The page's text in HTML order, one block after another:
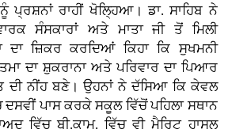
ਰਾਹੀਂ ਖੋਲ੍ਹਿਆ। ਡਾ. ਸਾਹਿਬ ਨੇ
ਸੰਸਕਾਰਾਂ ਅਤੇ ਮਾਤਾ ਜੀ ਤੋਂ ਮਿਲੀ
ਦਾ ਜ਼ਿਕਰ ਕਰਦਿਆਂ ਕਿਹਾ ਕਿ ਸੁਖਮਨੀ
ਦਾ ਸ਼ੁਕਰਾਨਾ ਅਤੇ ਪਰਿਵਾਰ ਦਾ ਪਿਆਰ
ਦੀ ਨੀਂਹ ਬਣੇ। ਉਹਨਾਂ ਨੇ ਦੱਸਿਆ ਕਿ ਕੇਵਲ
ਦਸਵੀਂ ਪਾਸ ਕਰਕੇ ਸਕੂਲ ਵਿੱਚੋਂ ਪਹਿਲਾ ਸਥਾਨ
ਵਿੱਚ ਬੀ.ਕਾਮ. ਵਿੱਚ ਵੀ ਮੈਰਿਟ ਹਾਸਲ